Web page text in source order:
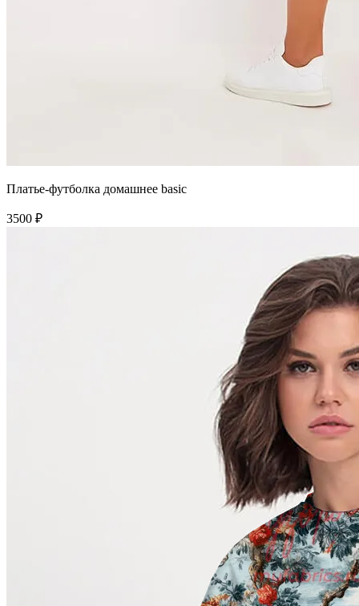
Платье-футболка домашнее basic
3500 ₽